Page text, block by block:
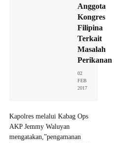
Anggota
Kongres
Filipina
Terkait
Masalah
Perikanan
02
FEB
2017
Kapolres melalui Kabag Ops
AKP Jemmy Waluyan
mengatakan,”pengamanan